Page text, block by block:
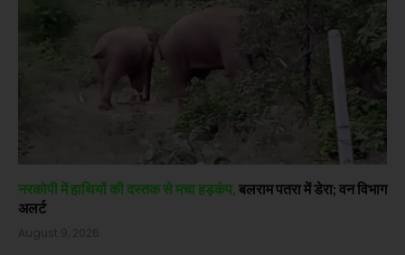
नरकोपी में हाथियों की दस्तक से मचा हड़कंप, बलराम पतरा में डेरा; वन विभाग
अलर्ट
August 9, 2026